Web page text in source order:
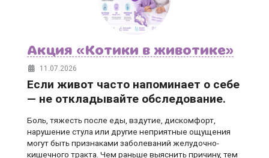
Акция «Котики в животике»
11.07.2026
Если живот часто напоминает о себе
— не откладывайте обследование.
Боль, тяжесть после еды, вздутие, дискомфорт,
нарушение стула или другие неприятные ощущения
могут быть признаками заболеваний желудочно-
кишечного тракта. Чем раньше выяснить причину, тем